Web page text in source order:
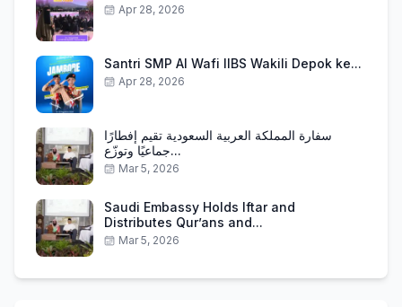
Apr 28, 2026
Santri SMP Al Wafi IIBS Wakili Depok ke...
Apr 28, 2026
سفارة المملكة العربية السعودية تقيم إفطارًا
جماعيًا وتوزّع...
Mar 5, 2026
Saudi Embassy Holds Iftar and
Distributes Qur’ans and...
Mar 5, 2026